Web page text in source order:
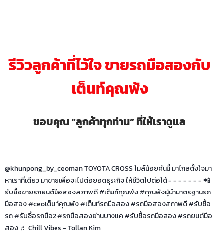
รีวิวลูกค้าที่ไว้ใจ ขายรถมือสองกับ
เต็นท์คุณพ้ง
ขอบคุณ “ลูกค้าทุกท่าน” ที่ให้เราดูแล
@khunpong_by_ceomanTOYOTA CROSS ไมล์น้อยคันนี้ มาไกลตั้งใจมา
หาเราที่เดียว มาขายเพื่อจะไปต่อยอดธุระกิจ ให้ชีวิตไปต่อได้ - - - - - - - 📲
รับซื้อขายรถยนต์มือสองสภาพดี#เต็นท์คุณพ้ง#คุณพ้งผู้นํามาตรฐานรถ
มือสอง#ceoเต็นท์คุณพ้ง#เต็นท์รถมือสอง#รถมือสองสภาพดี#รับซื้อ
รถ#รับซื้อรถมือ2#รถมือสองย่านบางแค#รับซื้อรถมือสอง#รถยนต์มือ
สอง ♬ Chill Vibes - Tollan Kim